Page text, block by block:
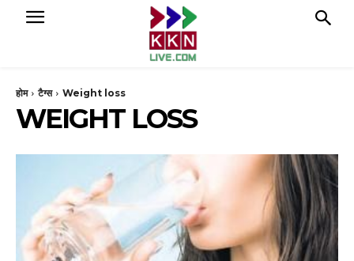
होम टैग्स Weight loss
WEIGHT LOSS